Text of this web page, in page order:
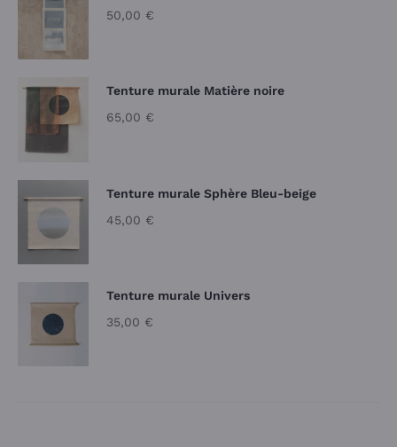
50,00 €
Tenture murale Matière noire
65,00 €
Tenture murale Sphère Bleu-beige
45,00 €
Tenture murale Univers
35,00 €